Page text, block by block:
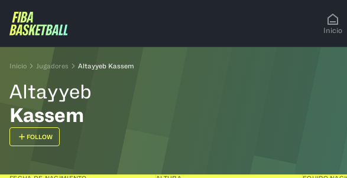
Inicio
Inicio Jugadores Altayyeb Kassem
Altayyeb
Kassem
FOLLOW